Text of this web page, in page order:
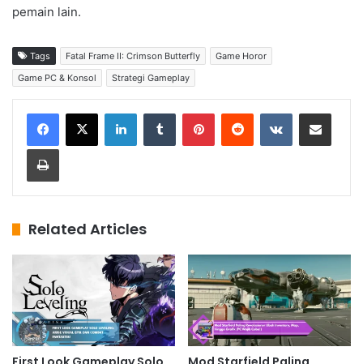
pemain lain.
Tags Fatal Frame II: Crimson Butterfly
Game Horor
Game PC & Konsol
Strategi Gameplay
Related Articles